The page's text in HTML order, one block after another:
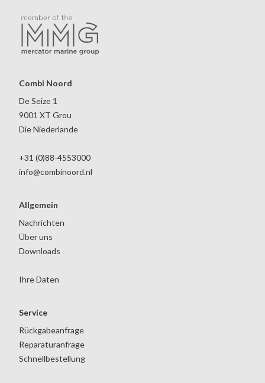
Combi Noord
De Seize 1
9001 XT Grou
Die Niederlande
+31 (0)88-4553000
info@combinoord.nl
Allgemein
Nachrichten
Über uns
Downloads
Ihre Daten
Service
Rückgabeanfrage
Reparaturanfrage
Schnellbestellung